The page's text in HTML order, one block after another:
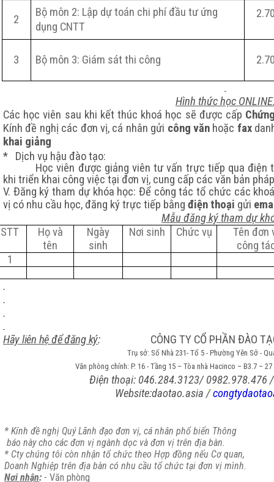
2
Bộ môn 2: Lập dự toán chi phí đầu tư ứng
dụng CNTT
2.
3 Bộ môn 3: Giám sát thi công 2.
Hình thức học
Các học viên sau khi kết thúc khoá học sẽ được cấp
Kính đề nghị các đơn vị, cá nhân gửi công văn hoặc fax
khai giảng
* Dịch vụ hậu đào tạo:
Học viên được giảng viên tư vấn trực tiếp qua điện
khi triển khai công việc tại đơn vị, cung cấp các văn bản
V. Đăng ký tham dự khóa học:Để công tác tổ chức các
vị có nhu cầu học, đăng ký trực tiếp bằng điện thoại gửi
Mẫu đăng ký tham dự
STT
Họ và
tên
Ngày
sinh
Nơi sinh Chức vụ
Tên đơn
công
1
Hãy liên hệ để đăng ký: CÔNG TY CỔ PHẦN ĐÀO
Trụ sở: Số Nhà 231- Tổ 5 - Phường Yên Sở -
Văn phòng chính: P. 16 - Tầng 15 – Tòa nhà Hacinco – B3.7 –
Điện thoại: 046.284.3123/0982.978.476
Website:daotao.asia/
* Kính đề nghị Quý Lãnh đạo đơn vị, cá nhân phổ biến Thông
báo này cho các đơn vị ngành dọc và đơn vị trên địa bàn.
* Cty chúng tôi còn nhận tổ chức theo Hợp đồng nếu Cơ quan,
Doanh Nghiệp trên địa bàn có nhu cầu tổ chức tại đơn vị
Nơi nhận: - Văn phòng